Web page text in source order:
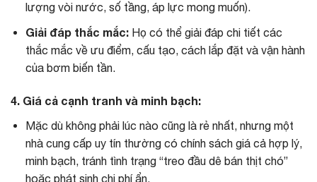
lượng vòi nước, số tầng, áp lực mong muốn).
Giải đáp thắc mắc:Họ có thể giải đáp chi tiết các
thắc mắc về ưu điểm, cấu tạo, cách lắp đặt và vận hành
của bơm biến tần.
4. Giá cả cạnh tranh và minh bạch:
Mặc dù không phải lúc nào cũng là rẻ nhất, nhưng một
nhà cung cấp uy tín thường có chính sách giá cả hợp lý,
minh bạch, tránh tình trạng “treo đầu dê bán thịt chó”
hoặc phát sinh chi phí ẩn.